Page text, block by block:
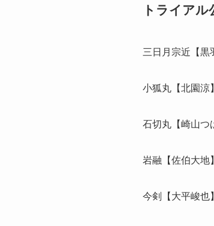
トライアル
三日月宗近【黒
小狐丸【北園涼
石切丸【崎山つ
岩融【佐伯大地
今剣【大平峻也